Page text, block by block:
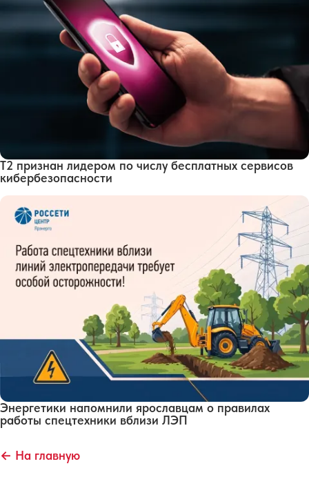
Т2 признан лидером по числу бесплатных сервисов
кибербезопасности
Энергетики напомнили ярославцам о правилах
работы спецтехники вблизи ЛЭП
← На главную